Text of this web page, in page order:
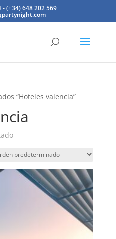
- (+34) 648 202 569
“Hoteles valencia”